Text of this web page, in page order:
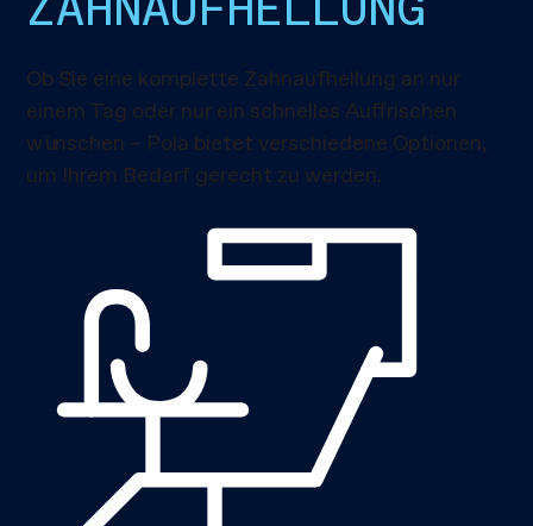
Ob Sie eine komplette Zahnaufhellung an nur
einem Tag oder nur ein schnelles Auffrischen
wünschen – Pola bietet verschiedene Optionen,
um Ihrem Bedarf gerecht zu werden.